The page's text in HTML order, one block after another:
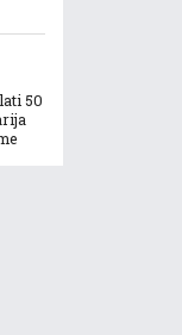
50